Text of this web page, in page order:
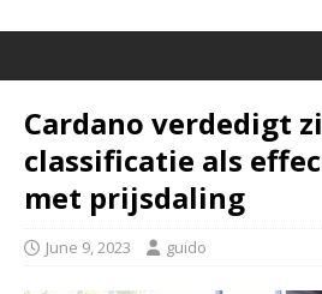
Cardano verdedigt
classificatie als
met prijsdaling
June 9, 2023 guido